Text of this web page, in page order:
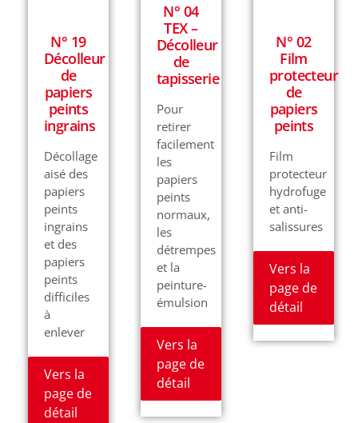
N° 19
Décolleur
de
papiers
peints
ingrains
Décollage
aisé des
papiers
peints
ingrains
et des
papiers
peints
difficiles
à
enlever
Vers la
page de
détail
N° 04
TEX –
Décolleur
de
tapisserie
Pour
retirer
facilement
les
papiers
peints
normaux,
les
détrempes
et la
peinture-
émulsion
Vers la
page de
détail
N° 02
Film
protecteur
de
papiers
peints
Film
protecteur
hydrofuge
et anti-
salissures
Vers la
page de
détail